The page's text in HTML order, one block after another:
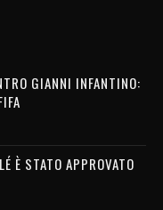
GIANNI INFANTINO:
È STATO APPROVATO